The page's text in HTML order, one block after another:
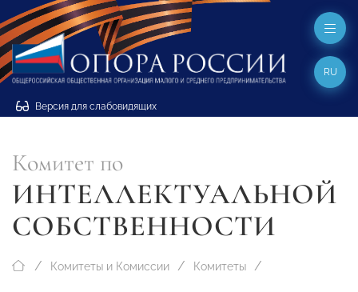
Версия для слабовидящих
RU
Комитет по
ИНТЕЛЛЕКТУАЛЬНОЙ
СОБСТВЕННОСТИ
Комитеты и Комиссии Комитеты